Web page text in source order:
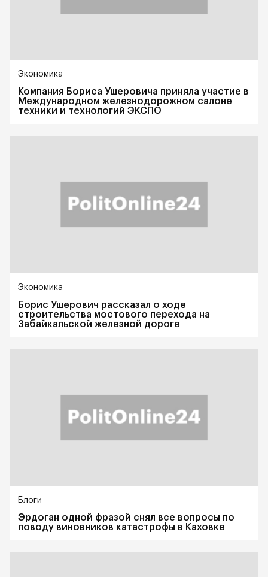
Экономика
Компания Бориса Ушеровича приняла участие в
Международном железнодорожном салоне
техники и технологий ЭКСПО
Экономика
Борис Ушерович рассказал о ходе
строительства мостового перехода на
Забайкальской железной дороге
Блоги
Эрдоган одной фразой снял все вопросы по
поводу виновников катастрофы в Каховке